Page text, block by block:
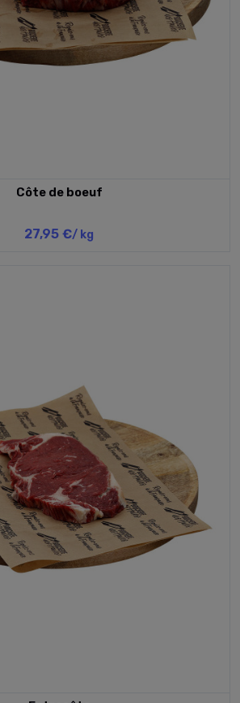
Côte de boeuf
27,95 €/ kg